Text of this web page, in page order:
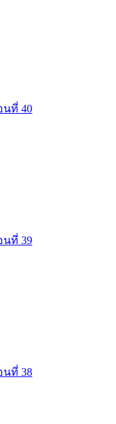
นที่ 40
นที่ 39
นที่ 38